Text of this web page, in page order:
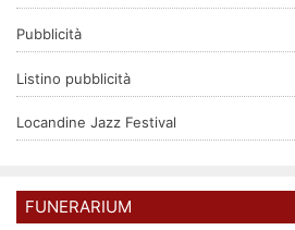
Pubblicità
Listino pubblicità
Locandine Jazz Festival
FUNERARIUM